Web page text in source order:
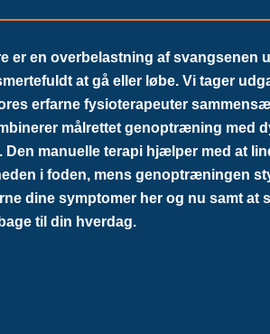
er en overbelastning af svangsenen
at gå eller løbe. Vi tager
erfarne fysioterapeuter
målrettet genoptræning med
Den manuelle terapi hjælper med at
i foden, mens genoptræningen
dine symptomer her og nu samt at
til din hverdag.